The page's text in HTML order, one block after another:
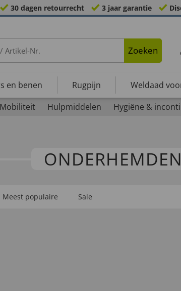
30 dagen retourrecht 3 jaar garantie
Zoeken
en benen Rugpijn Weldaad
Mobiliteit Hulpmiddelen Hygiëne &
ONDERHEMDEN
Meest populaire Sale